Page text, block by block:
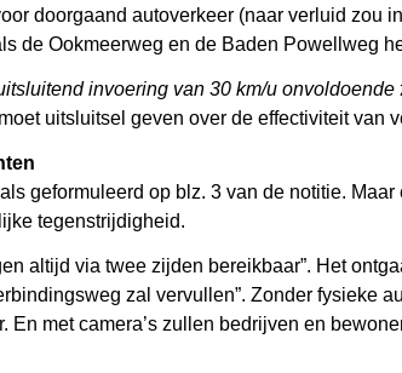
doorgaand autoverkeer (naar verluid zou
de Ookmeerweg en de Baden Powellweg
invoering van 30 km/u onvoldoende
uitsluitsel geven over de effectiviteit van
geformuleerd op blz. 3 van de notitie. Maar
tegenstrijdigheid.
altijd via twee zijden bereikbaar”. Het
zal vervullen”. Zonder fysieke
En met camera’s zullen bedrijven en